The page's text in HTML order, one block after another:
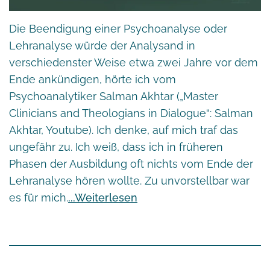
Die Beendigung einer Psychoanalyse oder
Lehranalyse würde der Analysand in
verschiedenster Weise etwa zwei Jahre vor dem
Ende ankündigen, hörte ich vom
Psychoanalytiker Salman Akhtar („Master
Clinicians and Theologians in Dialogue“: Salman
Akhtar, Youtube). Ich denke, auf mich traf das
ungefähr zu. Ich weiß, dass ich in früheren
Phasen der Ausbildung oft nichts vom Ende der
Lehranalyse hören wollte. Zu unvorstellbar war
es für mich. Weiterlesen